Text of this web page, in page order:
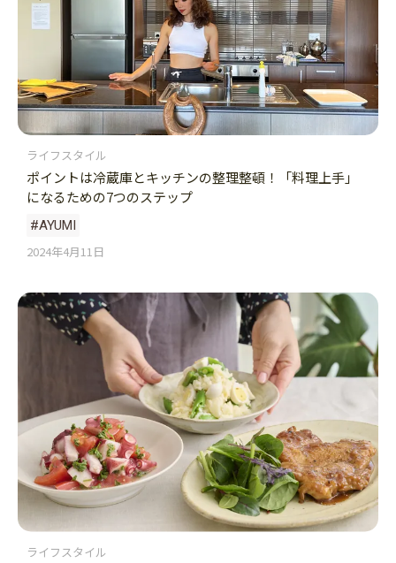
ライフスタイル
ポイントは冷蔵庫とキッチンの整理整頓！「料理上手」
になるための7つのステップ
#AYUMI
2024年4月11日
ライフスタイル